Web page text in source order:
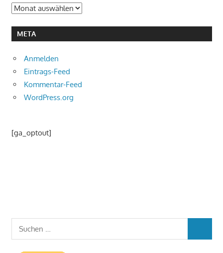
Archiv
META
Anmelden
Eintrags-Feed
Kommentar-Feed
WordPress.org
[ga_optout]
Suchen
nach: